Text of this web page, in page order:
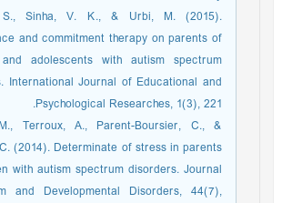
S., Sinha, V. K., & Urbi, M. (2015).
and commitment therapy on parents of
and adolescents with autism spectrum
International Journal of Educational and
Psychological Researches, 1(3), 221.
Terroux, A., Parent-Boursier, C., &
(2014). Determinate of stress in parents
with autism spectrum disorders. Journal
and Developmental Disorders, 44(7),